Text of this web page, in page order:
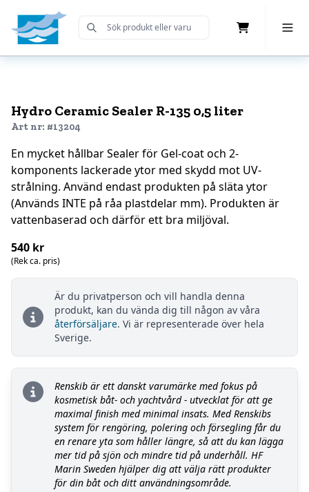
Home Submit Search
Hydro Ceramic Sealer R-135 0,5 liter
Art nr: #13204
En mycket hållbar Sealer för Gel-coat och 2-
komponents lackerade ytor med skydd mot UV-
strålning. Använd endast produkten på släta ytor
(Används INTE på råa plastdelar mm). Produkten är
vattenbaserad och därför ett bra miljöval.
540 kr
(Rek ca. pris)
Är du privatperson och vill handla denna
produkt, kan du vända dig till någon av våra
återförsäljare. Vi är representerade över hela
Sverige.
Renskib är ett danskt varumärke med fokus på
kosmetisk båt- och yachtvård - utvecklat för att ge
maximal finish med minimal insats. Med Renskibs
system för rengöring, polering och försegling får du
en renare yta som håller längre, så att du kan lägga
mer tid på sjön och mindre tid på underhåll. HF
Marin Sweden hjälper dig att välja rätt produkter
för din båt och ditt användningsområde.